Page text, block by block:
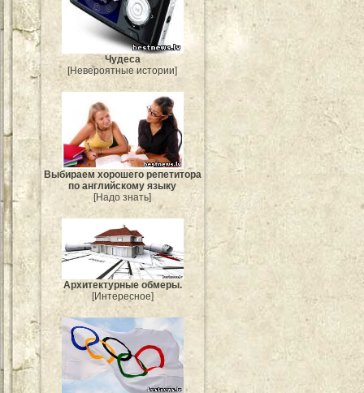
Чудеса
[Невероятные истории]
Выбираем хорошего репетитора
по английскому языку
[Надо знать]
Архитектурные обмеры.
[Интересное]